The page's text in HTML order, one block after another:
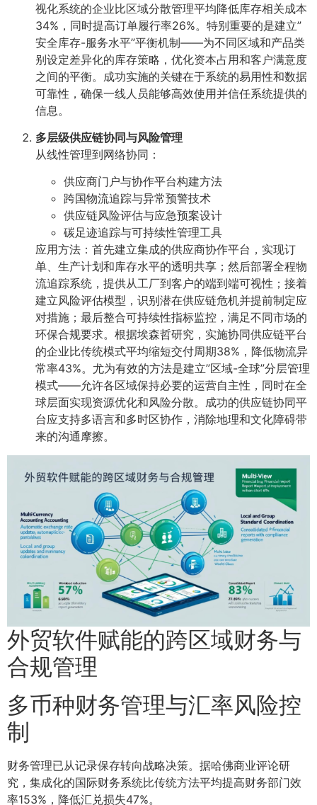
视化系统的企业比区域分散管理平均降低库存相关成本
34%，同时提高订单履行率26%。特别重要的是建立”
安全库存-服务水平”平衡机制——为不同区域和产品类
别设定差异化的库存策略，优化资本占用和客户满意度
之间的平衡。成功实施的关键在于系统的易用性和数据
可靠性，确保一线人员能够高效使用并信任系统提供的
信息。
多层级供应链协同与风险管理
从线性管理到网络协同：
供应商门户与协作平台构建方法
跨国物流追踪与异常预警技术
供应链风险评估与应急预案设计
碳足迹追踪与可持续性管理工具
应用方法：首先建立集成的供应商协作平台，实现订
单、生产计划和库存水平的透明共享；然后部署全程物
流追踪系统，提供从工厂到客户的端到端可视性；接着
建立风险评估模型，识别潜在供应链危机并提前制定应
对措施；最后整合可持续性指标监控，满足不同市场的
环保合规要求。根据埃森哲研究，实施协同供应链平台
的企业比传统模式平均缩短交付周期38%，降低物流异
常率43%。尤为有效的方法是建立”区域-全球”分层管理
模式——允许各区域保持必要的运营自主性，同时在全
球层面实现资源优化和风险分散。成功的供应链协同平
台应支持多语言和多时区协作，消除地理和文化障碍带
来的沟通摩擦。
外贸软件赋能的跨区域财务与
合规管理
多币种财务管理与汇率风险控
制
财务管理已从记录保存转向战略决策。据哈佛商业评论研
究，集成化的国际财务系统比传统方法平均提高财务部门效
率153%，降低汇兑损失47%。